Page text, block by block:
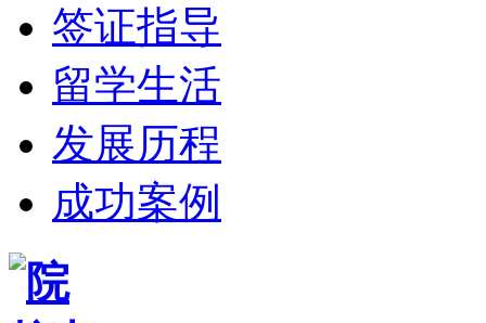
签证指导
留学生活
发展历程
成功案例